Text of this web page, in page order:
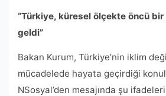
“Türkiye, küresel ölçekte öncü
geldi”
Bakan Kurum, Türkiye’nin iklim
mücadelede hayata geçirdiği
NSosyal’den mesajında ​​şu